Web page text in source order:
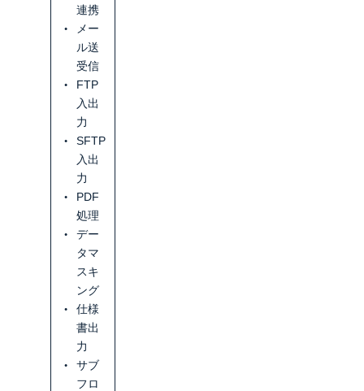
連携
メー
ル送
受信
FTP
入出
力
SFTP
入出
力
PDF
処理
デー
タマ
スキ
ング
仕様
書出
力
サブ
フロ